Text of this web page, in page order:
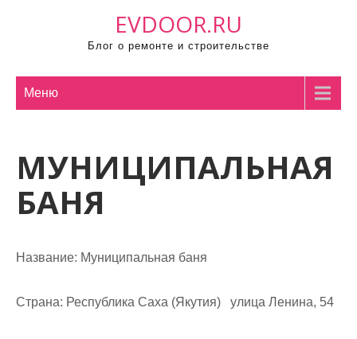
EVDOOR.RU
Блог о ремонте и строительстве
Меню
МУНИЦИПАЛЬНАЯ
БАНЯ
Название: Муниципальная баня
Страна: Республика Саха (Якутия) улица Ленина, 54